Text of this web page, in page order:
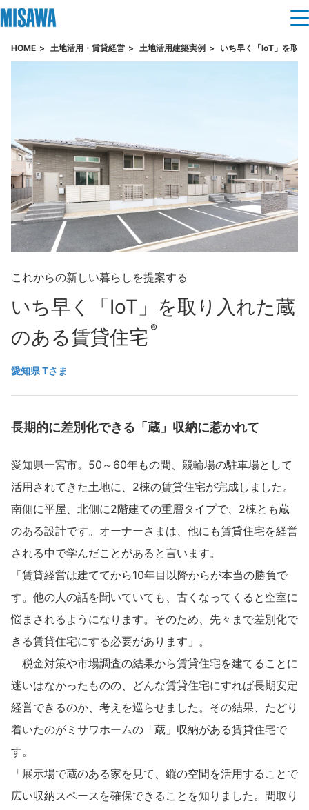
住まい
商品ラインアップ
デザイン
テクノロジー（住まいの性能）
建築事例・建築実例
デザイナーズギャラリー
インテリア
住まいづくりガイド
買う
分譲住宅（建売・土地）検索
スムストック検索
分譲マンション検索
売る [MISAWA RELAY]
住まいの売却
これから住まいをご検討の方
多彩な動画やこだわりが詰まった建築実例、注目の最新情報など、住
まいづくりを楽しく学べるデジタルラウンジです。
ホームラウンジ 新築・戸建て
個人のお客さま
賃貸住宅
賃貸併用住宅
店舗・各種施設
土地活用モデルルーム見学
土地活用実例
社宅建築
医療・介護・子育て・障がい福祉施設
これから土地活用・賃貸経営をご検討の方
土地活用の基礎から長期安定経営を目指すオーナー様まで、賃貸経営
ホームラウンジ 土地活用・賃貸経営
リフォーム
戸建て・マンション
ミサワリフォームとは
リフォームの流れ
リフォームメニュー
リフォーム事例
事業用
事業用リノベーション
リフォーム営業所
これからリフォームをご検討の方
実例動画や基礎知識、収納の工夫など、理想の住まいを叶えるリフォ
ームの具体策とアイデアを豊富にご用意しています。
ホームラウンジ リフォーム
まちづくり
複合開発・投資開発
複合開発事業（ASMACI-アスマチ-）
再開発・官民連携事業
分譲マンション開発事業
収益不動産・投資開発事業
事業用地・事業用建物
分譲用地
すべてのフィールドに新しい価値をデザインし、持続可能な未来志向
のまちづくりを実現していきます。
ミサワゼネラルソリューション
オーナーサポート
サポートメニュー
住まいるりんぐ（ロングサポート）
保証制度
アフターメンテナンス
ミサワリフォーム
ご相談窓口
お客様センター
ミサワホームオーナーさま・リフォーム工事ご契約者さまとミサワ
ホームを結ぶコミュニケーションサイト。お得・便利・安心なコン
テンツや、ミサワホームからの大切なお知らせなど配信しています。
ミサワオーナーズクラブ
企業・ IR情報
企業・IR
ニュース
IR情報
SDGs
環境活動
採用情報
新卒者採用
中途採用
障がい者採用
ウエルネス事業
海外事業
カタログ請求
住まいのご相談
HOME 土地活用・賃貸経営 土地活用建築実例 いち早く「IoT」を取
これからの新しい暮らしを提案する
いち早く「IoT」を取り入れた蔵
のある賃貸住宅 ®︎
愛知県 Tさま
長期的に差別化できる「蔵」収納に惹かれて
愛知県一宮市。50～60年もの間、競輪場の駐車場として
活用されてきた土地に、2棟の賃貸住宅が完成しました。
南側に平屋、北側に2階建ての重層タイプで、2棟とも蔵
のある設計です。オーナーさまは、他にも賃貸住宅を経営
される中で学んだことがあると言います。
「賃貸経営は建ててから10年目以降からが本当の勝負で
す。他の人の話を聞いていても、古くなってくると空室に
悩まされるようになります。そのため、先々まで差別化で
きる賃貸住宅にする必要があります」。
税金対策や市場調査の結果から賃貸住宅を建てることに
迷いはなかったものの、どんな賃貸住宅にすれば長期安定
経営できるのか、考えを巡らせました。その結果、たどり
着いたのがミサワホームの「蔵」収納がある賃貸住宅で
す。
「展示場で蔵のある家を見て、縦の空間を活用することで
広い収納スペースを確保できることを知りました。間取り